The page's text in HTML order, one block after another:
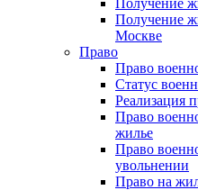
Получение
Получение
Москве
Право
Право
Статус
Реализация
Право
жилье
Право
увольнении
Право на